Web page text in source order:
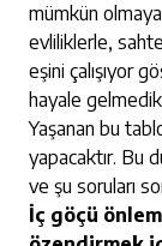
mümkün
evliliklerle,
eşini çalışıyor
hayale
Yaşanan bu
yapacaktır. Bu
ve şu soruları
İç göçü